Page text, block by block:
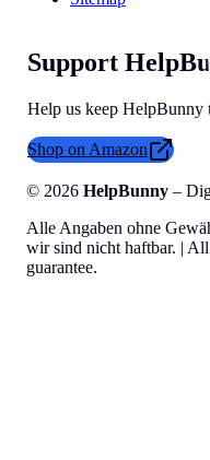
Support
Help us keep HelpBunny
Shop on Amazon
© 2026 HelpBunny –
Alle Angaben ohne
wir sind nicht haftbar. |
guarantee.